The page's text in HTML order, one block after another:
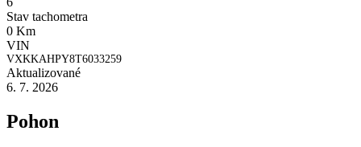
Stav tachometra
0 Km
VIN
VXKKAHPY8T6033259
Aktualizované
6. 7. 2026
Pohon